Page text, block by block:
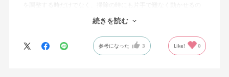
を調整する時だけでなく、掃除の時にも片手で難なく動かせるの
で、ストレスを感じません。
背中はメッシュ素材でハリがあり、沈み込みすぎないところが気
に入っています。色も画像通りのアッシュブルーで、部屋の差し
色になっています。
キャスターはフローリング用を選びました。とにかく動きが滑ら
続きを読む
参考になった 3 Like! 0